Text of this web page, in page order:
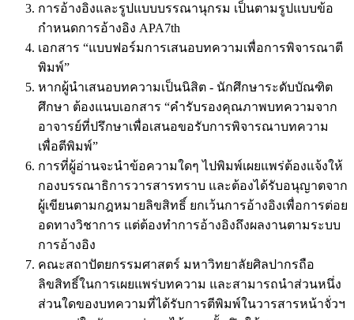
การอ้างอิงและรูปแบบบรรณานุกรม เป็นตามรูปแบบข้อ
กำหนดการอ้างอิง APA7th
เอกสาร “แบบฟอร์มการเสนอบทความเพื่อการพิจารณาตี
พิมพ์”
หากผู้นำเสนอบทความเป็นนิสิต - นักศึกษาระดับบัณฑิต
ศึกษา ต้องแนบเอกสาร “คำรับรองคุณภาพบทความจาก
อาจารย์ที่ปรึกษาเพื่อเสนอขอรับการพิจารณาบทความ
เพื่อตีพิมพ์”
การที่ผู้อ่านจะนำข้อความใดๆ ไปพิมพ์เผยแพร่ต้องแจ้งให้
กองบรรณาธิการวารสารทราบ และต้องได้รับอนุญาตจาก
ผู้เขียนตามกฎหมายลิขสิทธิ์ ยกเว้นการอ้างอิงเพื่อการต่อย
อดทางวิชาการ แต่ต้องทำการอ้างอิงถึงผลงานตามระบบ
การอ้างอิง
คณะสถาปัตยกรรมศาสตร์ มหาวิทยาลัยศิลปากรถือ
ลิขสิทธิ์ในการเผยแพร่บทความ และสามารถนำส่วนหนึ่ง
ส่วนใดของบทความที่ได้รับการตีพิมพ์ในวารสารหน้าจั่วฯ